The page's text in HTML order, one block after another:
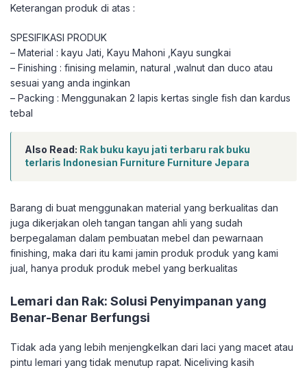
Keterangan produk di atas :
SPESIFIKASI PRODUK
– Material : kayu Jati, Kayu Mahoni ,Kayu sungkai
– Finishing : finising melamin, natural ,walnut dan duco atau
sesuai yang anda inginkan
– Packing : Menggunakan 2 lapis kertas single fish dan kardus
tebal
Also Read: Rak buku kayu jati terbaru rak buku
terlaris Indonesian Furniture Furniture Jepara
Barang di buat menggunakan material yang berkualitas dan
juga dikerjakan oleh tangan tangan ahli yang sudah
berpegalaman dalam pembuatan mebel dan pewarnaan
finishing, maka dari itu kami jamin produk produk yang kami
jual, hanya produk produk mebel yang berkualitas
Lemari dan Rak: Solusi Penyimpanan yang
Benar-Benar Berfungsi
Tidak ada yang lebih menjengkelkan dari laci yang macet atau
pintu lemari yang tidak menutup rapat. Niceliving kasih